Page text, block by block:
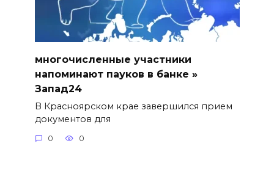
многочисленные участники
напоминают пауков в банке »
Запад24
В Красноярском крае завершился прием
документов для
0 0